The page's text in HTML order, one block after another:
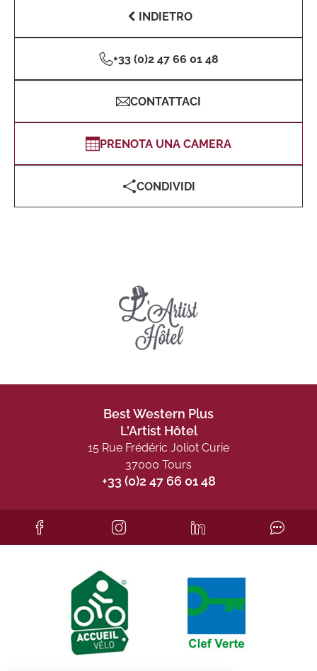
INDIETRO
+33 (0)2 47 66 01 48
CONTATTACI
PRENOTA UNA CAMERA
CONDIVIDI
Best Western Plus
L'Artist Hôtel
15 Rue Frédéric Joliot Curie
37000 Tours
+33 (0)2 47 66 01 48